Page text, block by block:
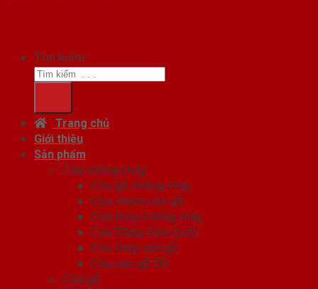
Tìm kiếm:
Trang chủ
Giới thiệu
Sản phẩm
Cửa chống cháy
Cửa gỗ chống cháy
Cửa nhôm vân gỗ
Cửa thép chống cháy
Cửa Thép Hàn Quốc
Cửa thép vân gỗ
Cửa vân gỗ 5D
Cửa gỗ